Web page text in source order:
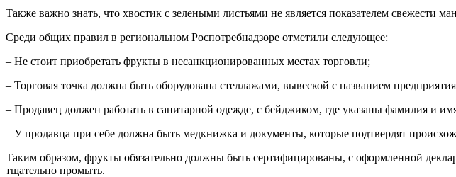
Также важно знать, что хвостик с зелеными листьями не является показателем свежести
Среди общих правил в региональном Роспотребнадзоре отметили следующее:
– Не стоит приобретать фрукты в несанкционированных местах торговли;
– Торговая точка должна быть оборудована стеллажами, вывеской с названием
– Продавец должен работать в санитарной одежде, с бейджиком, где указаны фамилия и
– У продавца при себе должна быть медкнижка и документы, которые подтвердят
Таким образом, фрукты обязательно должны быть сертифицированы, с оформленной
тщательно промыть.